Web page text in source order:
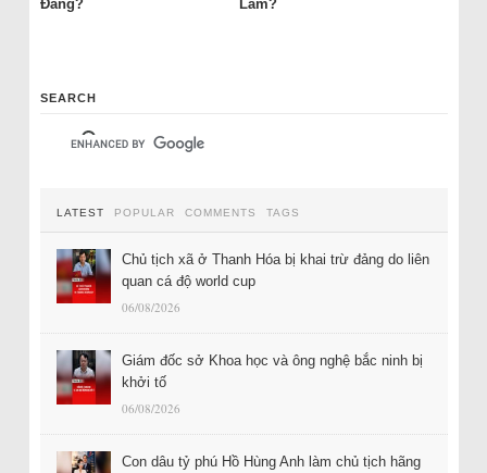
Đảng?
Lâm?
SEARCH
LATEST POPULAR COMMENTS TAGS
Chủ tịch xã ở Thanh Hóa bị khai trừ đảng do liên
quan cá độ world cup
06/08/2026
Giám đốc sở Khoa học và ông nghệ bắc ninh bị
khởi tố
06/08/2026
Con dâu tỷ phú Hồ Hùng Anh làm chủ tịch hãng